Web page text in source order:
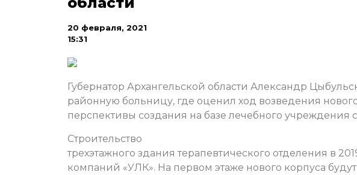
20 февраля, 2021
15:31
Губернатор Архангельской области Александр
районную больницу, где оценил ход возведения
перспективы создания на базе лечебного
Строительство
трехэтажного здания терапевтического отделения в
компаний «УЛК». На первом этаже нового корпуса